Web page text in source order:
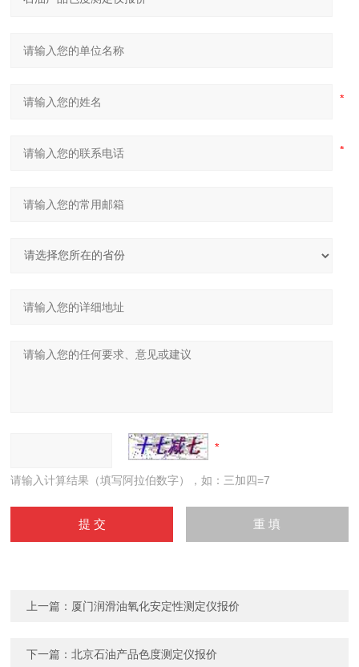
请输入计算结果（填写阿拉伯数字），如：三加四=7
上一篇： 厦门润滑油氧化安定性测定仪报价
下一篇：北京石油产品色度测定仪报价